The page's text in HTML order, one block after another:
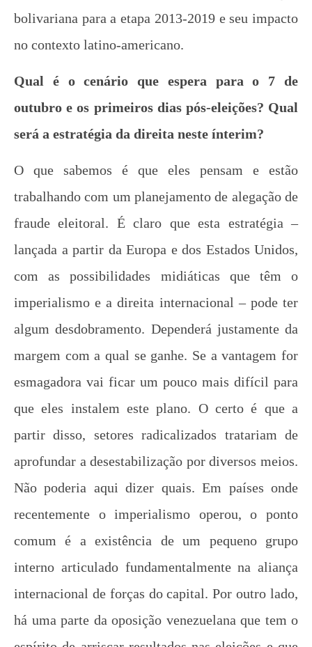
26 de
setembro
wp-
Solidariedade ao movimento estudantil do
Acre
26 de
de 2012
admin
bolivariana para a etapa 2013-2019 e seu impacto
no contexto latino-americano.
Qual é o cenário que espera para o 7 de
outubro e os primeiros dias pós-eleições? Qual
será a estratégia da direita neste ínterim?
O que sabemos é que eles pensam e estão
trabalhando com um planejamento de alegação de
fraude eleitoral. É claro que esta estratégia –
lançada a partir da Europa e dos Estados Unidos,
com as possibilidades midiáticas que têm o
imperialismo e a direita internacional – pode ter
algum desdobramento. Dependerá justamente da
margem com a qual se ganhe. Se a vantagem for
esmagadora vai ficar um pouco mais difícil para
que eles instalem este plano. O certo é que a
partir disso, setores radicalizados tratariam de
aprofundar a desestabilização por diversos meios.
Não poderia aqui dizer quais. Em países onde
recentemente o imperialismo operou, o ponto
comum é a existência de um pequeno grupo
interno articulado fundamentalmente na aliança
internacional de forças do capital. Por outro lado,
há uma parte da oposição venezuelana que tem o